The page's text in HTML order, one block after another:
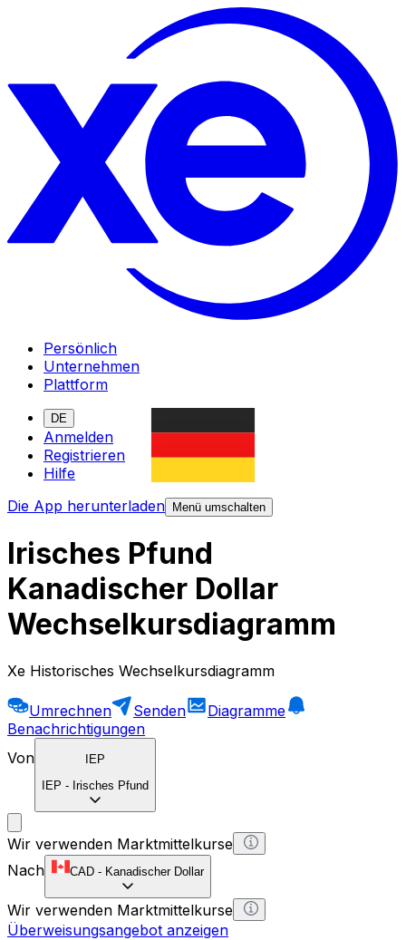
Persönlich
Unternehmen
Plattform
DE
Anmelden
Registrieren
Hilfe
Die App herunterladen
Menü umschalten
Irisches Pfund
Kanadischer Dollar
Wechselkursdiagramm
Xe Historisches Wechselkursdiagramm
Umrechnen Senden
Diagramme
Benachrichtigungen
Von
IEP
IEP - Irisches Pfund
Wir verwenden Marktmittelkurse
Nach
CAD - Kanadischer Dollar
Wir verwenden Marktmittelkurse
Überweisungsangebot anzeigen